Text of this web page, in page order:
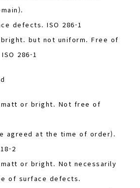
defects. ISO 286-1
bright. but not uniform. Free of
286-1
matt or bright. Not free of
agreed at the time of order).
2
matt or bright. Not necessarily
of surface defects.